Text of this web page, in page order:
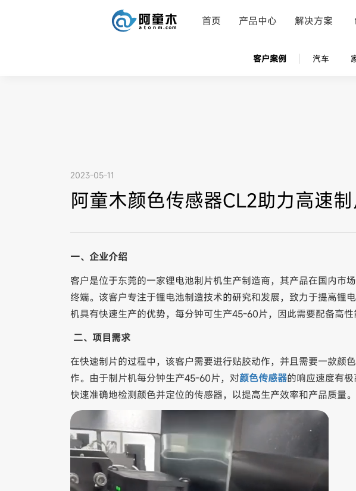
首页 产品中心 解决方案
客户案例 汽车
2023-05-11
阿童木​颜色传感器CL2助力高速
一、企业介绍
客户是位于东莞的一家锂电池制片机生产制造商，其产品在国内市
终端。该客户专注于锂电池制造技术的研究和发展，致力于提高锂
机具有快速生产的优势，每分钟可生产45-60片，因此需要配备高性
二、项目需求
在快速制片的过程中，该客户需要进行贴胶动作，并且需要一款颜
作。由于制片机每分钟生产45-60片，对颜色传感器的响应速度有
快速准确地检测颜色并定位的传感器，以提高生产效率和产品质量。